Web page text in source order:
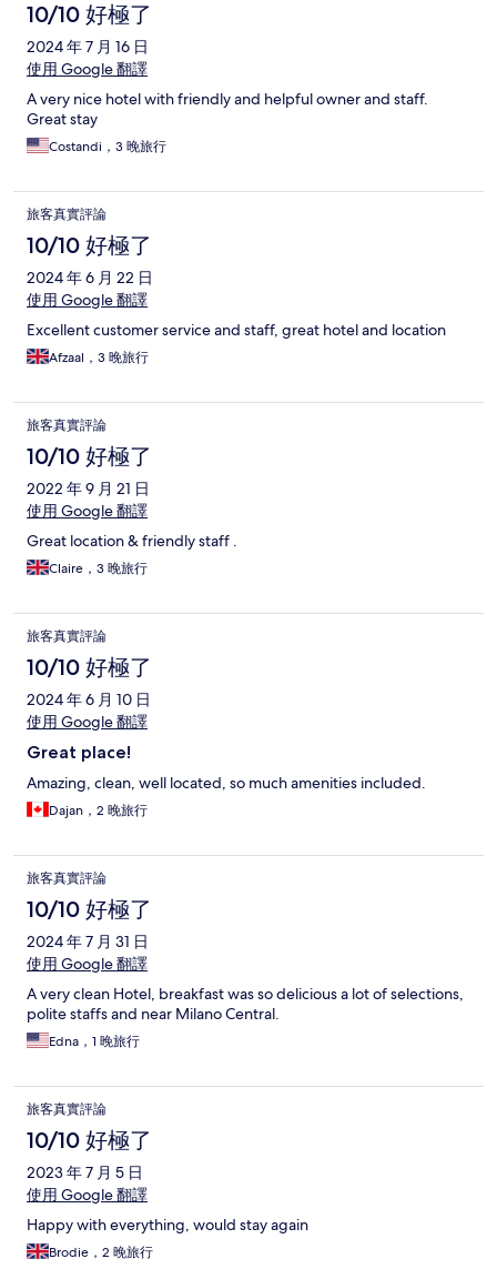
10/10 好極了
2024 年 7 月 16 日
使用 Google 翻譯
A very nice hotel with friendly and helpful owner and staff.
Great stay
Costandi，3 晚旅行
旅客真實評論
10/10 好極了
2024 年 6 月 22 日
使用 Google 翻譯
Excellent customer service and staff, great hotel and location
Afzaal，3 晚旅行
旅客真實評論
10/10 好極了
2022 年 9 月 21 日
使用 Google 翻譯
Great location & friendly staff .
Claire，3 晚旅行
旅客真實評論
10/10 好極了
2024 年 6 月 10 日
使用 Google 翻譯
Great place!
Amazing, clean, well located, so much amenities included.
Dajan，2 晚旅行
旅客真實評論
10/10 好極了
2024 年 7 月 31 日
使用 Google 翻譯
A very clean Hotel, breakfast was so delicious a lot of selections,
polite staffs and near Milano Central.
Edna，1 晚旅行
旅客真實評論
10/10 好極了
2023 年 7 月 5 日
使用 Google 翻譯
Happy with everything, would stay again
Brodie，2 晚旅行